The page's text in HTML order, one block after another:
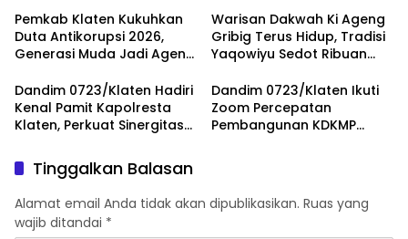
Ketersediaan Stok Darah
Ayolah Mulai
Pemkab Klaten Kukuhkan
Duta Antikorupsi 2026,
Generasi Muda Jadi Agen
Warisan Dakwah Ki Ageng
Gribig Terus Hidup, Tradisi
Yaqowiyu Sedot Ribuan
Dandim 0723/Klaten Hadiri
Kenal Pamit Kapolresta
Klaten, Perkuat Sinergitas
Menjaga Kondusifitas
Daerah
Dandim 0723/Klaten Ikuti
Zoom Percepatan
Pembangunan KDKMP
Tinggalkan Balasan
Alamat email Anda tidak akan dipublikasikan. Ruas yang
wajib ditandai *